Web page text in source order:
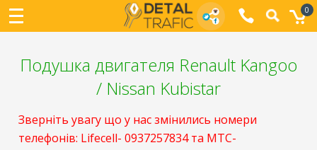
0
Подушка двигателя Renault Kangoo
/ Nissan Kubistar
Зверніть увагу що у нас змінились номери
телефонів: Lifecell- 0937257834 та МТС-